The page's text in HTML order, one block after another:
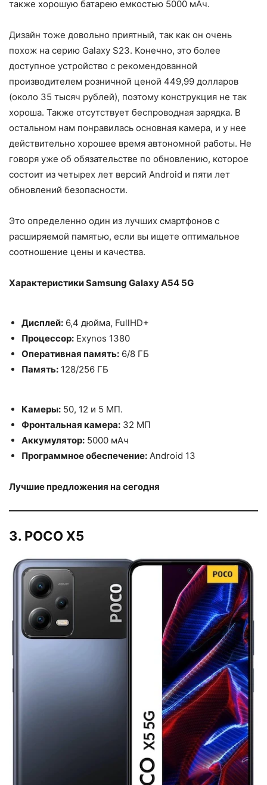
также хорошую батарею емкостью 5000 мАч.
Дизайн тоже довольно приятный, так как он очень
похож на серию Galaxy S23. Конечно, это более
доступное устройство с рекомендованной
производителем розничной ценой 449,99 долларов
(около 35 тысяч рублей), поэтому конструкция не так
хороша. Также отсутствует беспроводная зарядка. В
остальном нам понравилась основная камера, и у нее
действительно хорошее время автономной работы. Не
говоря уже об обязательстве по обновлению, которое
состоит из четырех лет версий Android и пяти лет
обновлений безопасности.
Это определенно один из лучших смартфонов с
расширяемой памятью, если вы ищете оптимальное
соотношение цены и качества.
Характеристики Samsung Galaxy A54 5G
Дисплей: 6,4 дюйма, FullHD+
Процессор: Exynos 1380
Оперативная память: 6/8 ГБ
Память: 128/256 ГБ
Камеры: 50, 12 и 5 МП.
Фронтальная камера: 32 МП
Аккумулятор: 5000 мАч
Программное обеспечение: Android 13
Лучшие предложения на сегодня
3. POCO X5